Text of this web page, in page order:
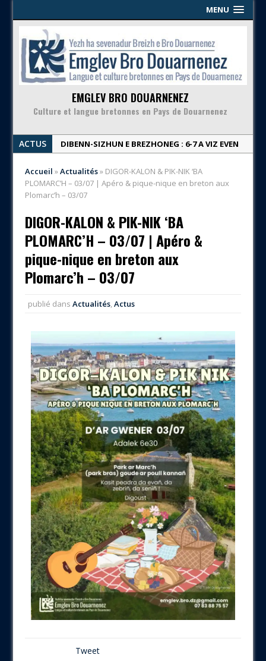
MENU
EMGLEV BRO DOUARNENEZ
Culture et langue bretonnes en Pays de Douarnenez
ACTUS
DIBENN-SIZHUN E BREZHONEG : 6-7 A VIZ EVEN
KINNIG SERVIJ KEODEDEL | Proposition de
service civique
| Apéro & pique-nique en breton aux
Plomarc’h – 03/07
Accueil »Actualités» DIGOR-KALON & PIK-NIK ‘BA
PLOMARC’H – 03/07 | Apéro & pique-nique en breton aux
Plomarc’h – 03/07
DIGOR-KALON & PIK-NIK ‘BA
PLOMARC’H – 03/07 | Apéro &
pique-nique en breton aux
Plomarc’h – 03/07
publié dansActualités,Actus
Tweet